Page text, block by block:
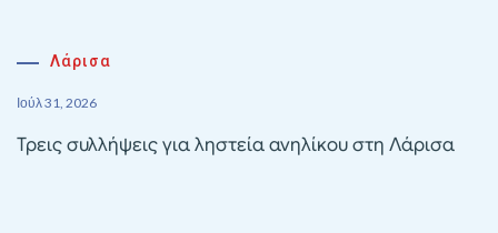
Λάρισα
Ιούλ 31, 2026
Τρεις συλλήψεις για ληστεία ανηλίκου στη Λάρισα